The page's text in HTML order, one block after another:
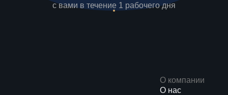
с вами в течение 1 рабочего дня
О компании
О нас